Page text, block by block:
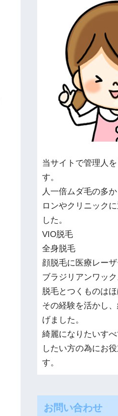
当サイトで管理人
す。
人一倍ムダ毛の多
ロンやクリニック
した。
VIO脱毛
全身脱毛
顔脱毛に医療レー
ブラジリアンワッ
脱毛とつくものは
その経験を活かし
げました。
綺麗になりたいす
したい方の為にお
す。
お問い合わせ